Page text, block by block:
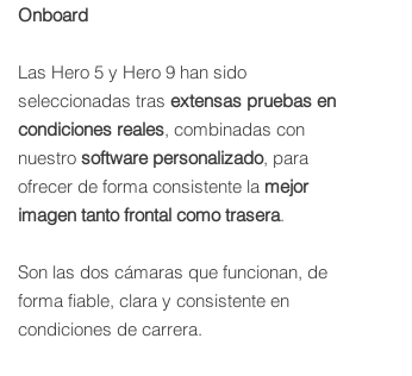
Onboard
Las Hero 5 y Hero 9 han sido
seleccionadas tras extensas pruebas en
condiciones reales, combinadas con
nuestro software personalizado, para
ofrecer de forma consistente la mejor
imagen tanto frontal como trasera.
Son las dos cámaras que funcionan, de
forma fiable, clara y consistente en
condiciones de carrera.